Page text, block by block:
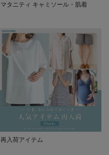
マタニティ キャミソール・肌着
再入荷アイテム